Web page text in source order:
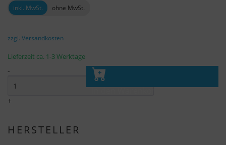
inkl. MwSt. ohne MwSt.
zzgl. Versandkosten
Lieferzeit ca. 1-3 Werktage
-
+
In den Warenkorb
HERSTELLER